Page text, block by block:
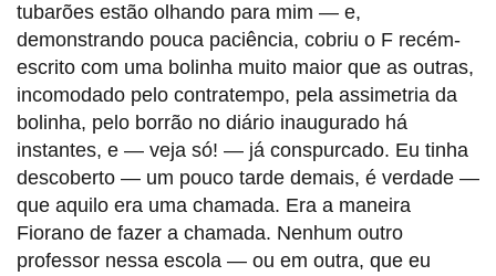
tubarões estão olhando para mim — e,
demonstrando pouca paciência, cobriu o F recém-
escrito com uma bolinha muito maior que as outras,
incomodado pelo contratempo, pela assimetria da
bolinha, pelo borrão no diário inaugurado há
instantes, e — veja só! — já conspurcado. Eu tinha
descoberto — um pouco tarde demais, é verdade —
que aquilo era uma chamada. Era a maneira
Fiorano de fazer a chamada. Nenhum outro
professor nessa escola — ou em outra, que eu